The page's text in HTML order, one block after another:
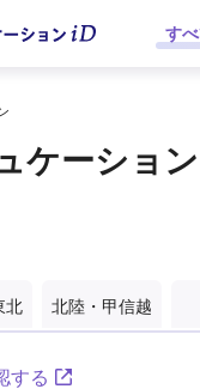
す
ケーション
北 北陸・甲信越
する